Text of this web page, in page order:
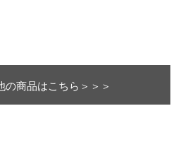
の商品はこちら＞＞＞